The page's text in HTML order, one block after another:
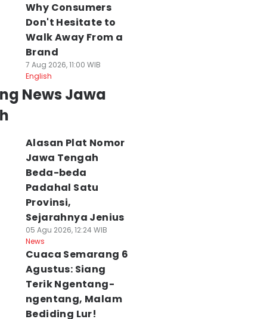
Why Consumers
Don't Hesitate to
Walk Away From a
Brand
7 Aug 2026, 11:00 WIB
English
News Jawa
Alasan Plat Nomor
Jawa Tengah
Beda-beda
Padahal Satu
Provinsi,
Sejarahnya Jenius
05 Agu 2026, 12:24 WIB
News
Cuaca Semarang 6
Agustus: Siang
Terik Ngentang-
ngentang, Malam
Bediding Lur!